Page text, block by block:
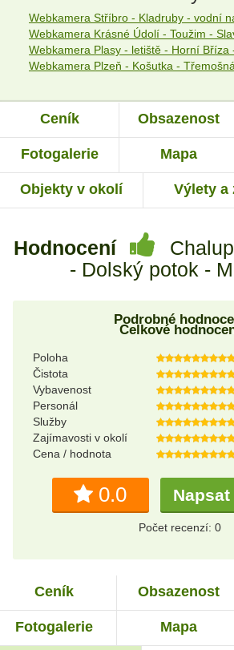
Webkamera Krásné Údolí - Toužim -
Webkamera Plasy - letiště - Horní Bříza
Webkamera Plzeň - Košutka -
Ceník Obsazenost
Fotogalerie Mapa
Objekty v okolí Výlety a
Hodnocení
- Dolský potok -
Podrobné
Celkové
Poloha
Čistota
Vybavenost
Personál
Služby
Zajímavosti v okolí
Cena / hodnota
0.0
Počet recenzí: 0
Ceník Obsazenost
Fotogalerie Mapa